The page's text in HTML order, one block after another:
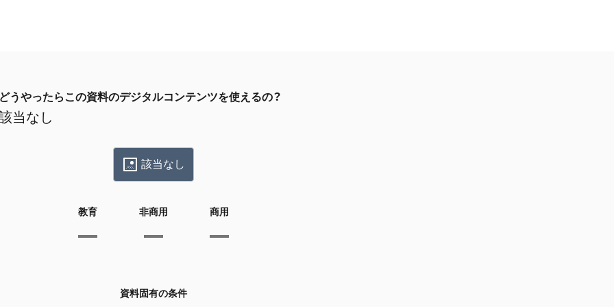
どうやったらこの資料のデジタルコンテンツを使えるの？
当なし
該当なし
教育 非商用 商用
資料固有の条件